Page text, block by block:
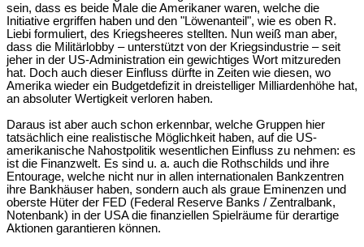
sein, dass es beide Male die Amerikaner waren, welche die
Initiative ergriffen haben und den "Löwenanteil", wie es oben R.
Liebi formuliert, des Kriegsheeres stellten. Nun weiß man aber,
dass die Militärlobby – unterstützt von der Kriegsindustrie – seit
jeher in der US-Administration ein gewichtiges Wort mitzureden
hat. Doch auch dieser Einfluss dürfte in Zeiten wie diesen, wo
Amerika wieder ein Budgetdefizit in dreistelliger Milliardenhöhe hat,
an absoluter Wertigkeit verloren haben.
Daraus ist aber auch schon erkennbar, welche Gruppen hier
tatsächlich eine realistische Möglichkeit haben, auf die US-
amerikanische Nahostpolitik wesentlichen Einfluss zu nehmen: es
ist die Finanzwelt. Es sind u. a. auch die Rothschilds und ihre
Entourage, welche nicht nur in allen internationalen Bankzentren
ihre Bankhäuser haben, sondern auch als graue Eminenzen und
oberste Hüter der FED (Federal Reserve Banks / Zentralbank,
Notenbank) in der USA die finanziellen Spielräume für derartige
Aktionen garantieren können.